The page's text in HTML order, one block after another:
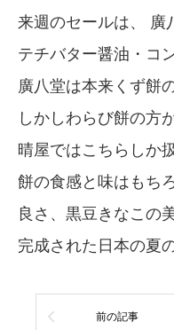
来週のセールは、 廣
テチバター醤油・コ
廣八堂は本来くず餅
しかしわらび餅の方
晴屋ではこちらしか
餅の食感と味はもち
良さ、黒豆きなこの
完成された日本の夏
前の記事